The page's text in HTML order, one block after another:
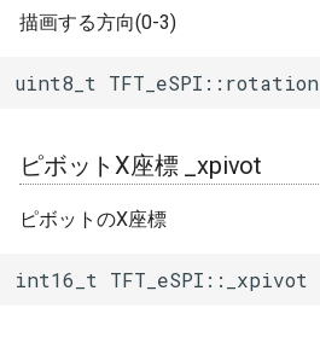
浮動小数点描画(+font)
文字列描画(+font)
描画する方向(0-3)
uint8_t TFT_eSPI::rotation
ピボットX座標 _xpivot
ピボットのX座標
int16_t TFT_eSPI::_xpivot